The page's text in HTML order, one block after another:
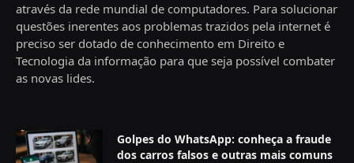
através da rede mundial de computadores. Para solucionar
questões inerentes aos problemas trazidos pela internet é
preciso ser dotado de conhecimento em Direito e
Tecnologia da informação para que seja possível combater
as novas lides.
Golpes do WhatsApp: conheça a fraude
dos carros falsos e outras mais comuns